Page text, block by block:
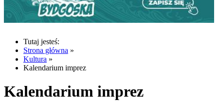
Tutaj jesteś:
Strona główna »
Kultura »
Kalendarium imprez
Kalendarium imprez